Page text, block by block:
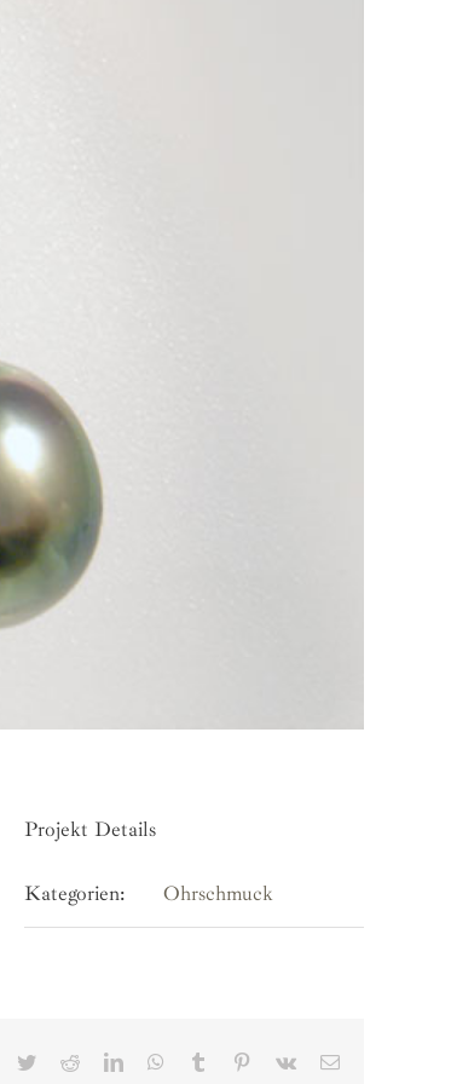
Projekt Details
Kategorien: Ohrschmuck
Facebook
TwitterRedditLinkedInWhatsApp
Tumblr Pinterest
Vk
E-